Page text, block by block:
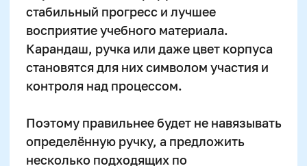
Политика конфиденциальности
Положение о проведении акции
управления
Организация и осуществление образовательной
деятельности по программе доп. образования
Сайт Минобрнауки России
Сайт Минпросвещения России
Публичная оферта